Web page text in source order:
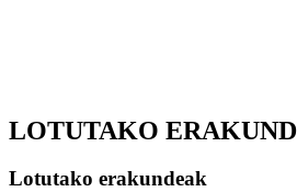
LOTUTAKO
Lotutako erakundeak